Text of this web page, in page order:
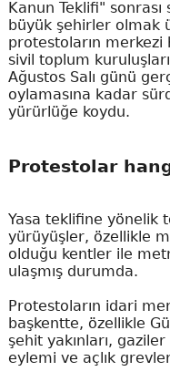
Kanun Teklifi"
büyük şehirler olmak
protestoların
sivil toplum
Ağustos Salı günü
oylamasına kadar
yürürlüğe koydu.
Protestolar
Yasa teklifine yönelik
yürüyüşler, özellikle
olduğu kentler ile
ulaşmış durumda.
Protestoların idari
başkentte, özellikle
şehit yakınları,
eylemi ve açlık